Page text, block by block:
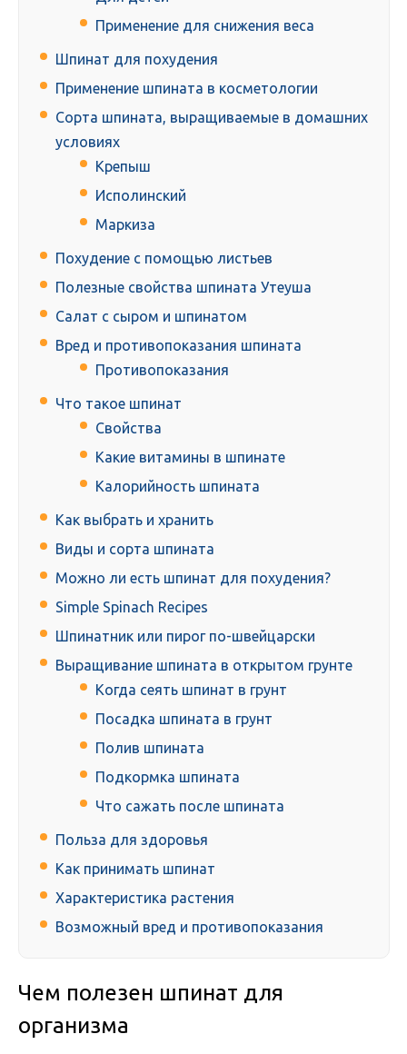
Применение для снижения веса
Шпинат для похудения
Применение шпината в косметологии
Сорта шпината, выращиваемые в домашних
условиях
Крепыш
Исполинский
Маркиза
Похудение с помощью листьев
Полезные свойства шпината Утеуша
Салат с сыром и шпинатом
Вред и противопоказания шпината
Противопоказания
Что такое шпинат
Свойства
Какие витамины в шпинате
Калорийность шпината
Как выбрать и хранить
Виды и сорта шпината
Можно ли есть шпинат для похудения?
Simple Spinach Recipes
Шпинатник или пирог по-швейцарски
Выращивание шпината в открытом грунте
Когда сеять шпинат в грунт
Посадка шпината в грунт
Полив шпината
Подкормка шпината
Что сажать после шпината
Польза для здоровья
Как принимать шпинат
Характеристика растения
Возможный вред и противопоказания
Чем полезен шпинат для
организма